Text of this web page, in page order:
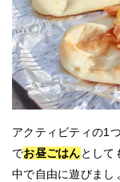
アクティビティの1つ
でお昼ごはんとして
中で自由に遊びまし